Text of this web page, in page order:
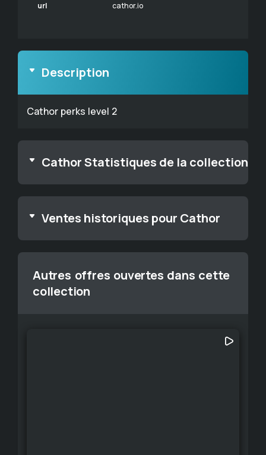
url cathor.io
Description
Cathor perks level 2
Cathor Statistiques de la collection
Ventes historiques pour Cathor
Autres offres ouvertes dans cette
collection